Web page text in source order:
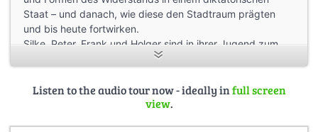
Staat – und danach, wie diese den Stadtraum prägten
und bis heute fortwirken.
Silke, Peter, Frank und Holger sind in ihrer Jugend zum
Punk gekommen. Sie erinnern sich noch einmal an diese
geprägt haben.
Eine Collage aus Erzähltem und Musik.
Listen to the audio tour now - ideally infull screen
view.